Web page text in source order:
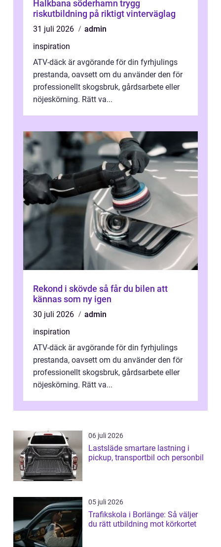
Halkbana söderhamn trygg
riskutbildning på riktigt vinterväglag
31 juli 2026
admin
inspiration
ATV-däck är avgörande för din fyrhjulings
prestanda, oavsett om du använder den för
professionellt skogsbruk, gårdsarbete eller
nöjeskörning. Rätt va...
Rekond i skövde så får du bilen att
kännas som ny igen
30 juli 2026
admin
inspiration
ATV-däck är avgörande för din fyrhjulings
prestanda, oavsett om du använder den för
professionellt skogsbruk, gårdsarbete eller
nöjeskörning. Rätt va...
06 juli 2026
Lastsläde smartare lastning i
pickup, transportbil och personbil
05 juli 2026
Trafikskola i Borlänge: Så väljer
du rätt utbildning mot körkortet